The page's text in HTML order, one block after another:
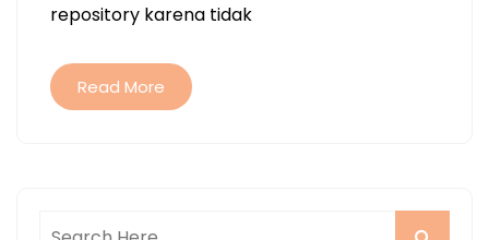
repository karena tidak
Read More